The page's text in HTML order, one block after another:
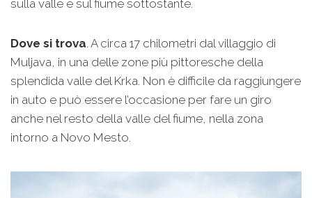
sulla valle e sul fiume sottostante.
Dove si trova. A circa 17 chilometri dal villaggio di
Muljava, in una delle zone più pittoresche della
splendida valle del Krka. Non è difficile da raggiungere
in auto e può essere l’occasione per fare un giro
anche nel resto della valle del fiume, nella zona
intorno a Novo Mesto.